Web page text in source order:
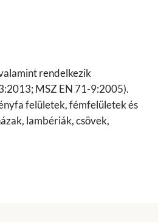
rendelkezik
MSZ EN 71-9:2005).
felületek, fémfelületek és
lambériák, csövek,